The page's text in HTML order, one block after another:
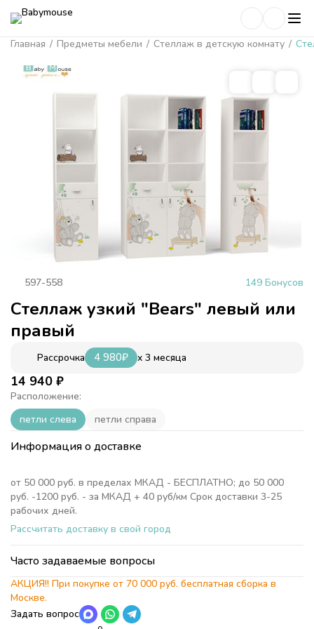
Главная / Предметы мебели / Стеллаж в детскую комнату /
597-558 149 Бонусов
Стеллаж узкий "Bears" левый или
правый
Рассрочка 4 980₽ x 3 месяца
Расположение:
петли слева
петли справа
14 940 ₽
Информация о доставке
от 50 000 руб. в пределах МКАД - БЕСПЛАТНО; до 50 000
руб. -1200 руб. - за МКАД + 40 руб/км Срок доставки 3-25
рабочих дней.
Рассчитать доставку в свой город
Часто задаваемые вопросы
АКЦИЯ!! При покупке от 70 000 руб. бесплатная сборка в
Москве.
Задать вопрос